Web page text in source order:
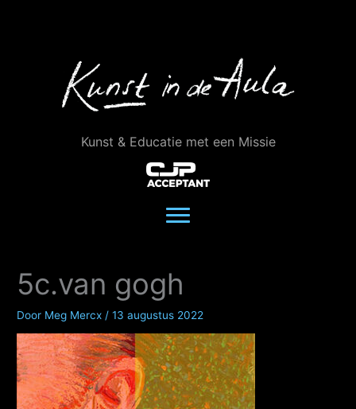
Kunst & Educatie met een Missie
5c.van gogh
Door Meg Mercx /13 augustus 2022